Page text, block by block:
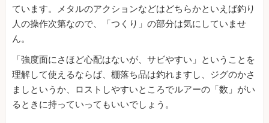
ています。メタルのアクションなどはどちらかといえば釣り
人の操作次第なので、「つくり」の部分は気にしていませ
ん。
「強度面にさほど心配はないが、サビやすい」ということを
理解して使えるならば、棚落ち品は釣れますし、ジグのかさ
ましというか、ロストしやすいところでルアーの「数」がい
るときに持っていってもいいでしょう。